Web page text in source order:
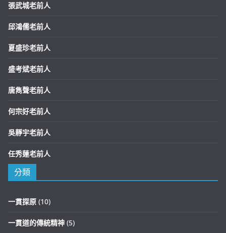
張武城老前人
邱鴻儒老前人
夏盛珍老前人
盛考斌老前人
唐雋聲老前人
何宗好老前人
吳靜宇老前人
任秀蓮老前人
分類
一貫探原 (10)
一貫道的傳統精神 (5)